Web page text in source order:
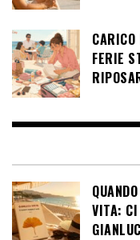
FERIE
VITA: CI